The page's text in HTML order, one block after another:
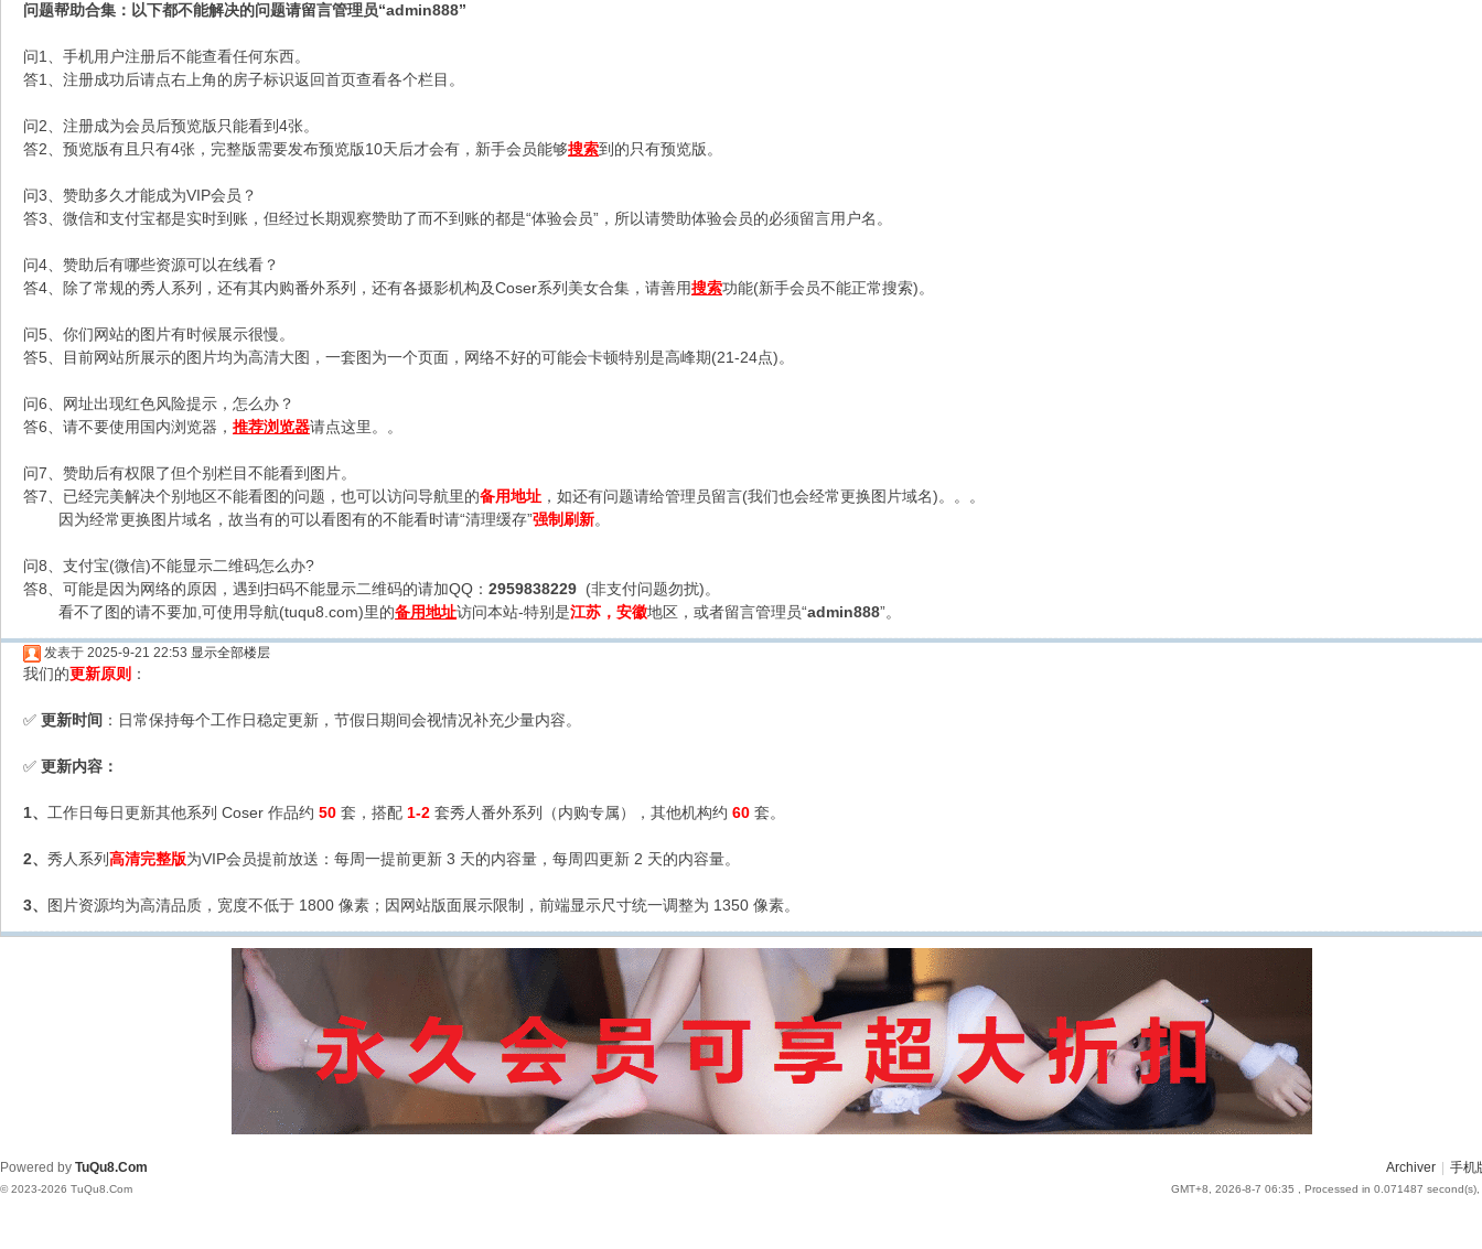
问题帮助合集 ：以下都不能解决的问题请留言管理员“admin888”
问1、手机用户注册后不能查看任何东西。
答1、注册成功后请点右上角的房子标识返回首页查看各个栏目。
问2、注册成为会员后预览版只能看到4张。
答2、预览版有且只有4张，完整版需要发布预览版10天后才会有，新手会员能够搜索到的只有预览版。
问3、赞助多久才能成为VIP会员？
答3、微信和支付宝都是实时到账，但经过长期观察赞助了而不到账的都是“体验会员”，所以请赞助体验会员的必须留言用户名。
问4、赞助后有哪些资源可以在线看？
答4、除了常规的秀人系列，还有其内购番外系列，还有各摄影机构及Coser系列美女合集，请善用搜索功能(新手会员不能正常搜索)。
问5、你们网站的图片有时候展示很慢。
答5、目前网站所展示的图片均为高清大图，一套图为一个页面，网络不好的可能会卡顿特别是高峰期(21-24点)。
问6、网址出现红色风险提示，怎么办？
答6、请不要使用国内浏览器， 推荐浏览器请点这里。。
问7、赞助后有权限了但个别栏目不能看到图片。
答7、已经完美解决个别地区不能看图的问题，也可以访问导航里的备用地址 ，如还有问题请给管理员留言(我们也会经常更换图片域名)。。。
因为经常更换图片域名，故当有的可以看图有的不能看时请“清理缓存”强制刷新。
问8、支付宝(微信)不能显示二维码怎么办?
答8、可能是因为网络的原因，遇到扫码不能显示二维码的请加QQ： 2959838229 (非支付问题勿扰)。
看不了图的请不要加,可使用导航(tuqu8.com)里的备用地址访问本站-特别是江苏，安徽地区，或者留言管理员“admin888”。
发表于 2025-9-21 22:53 显示全部楼层
我们的更新原则 ：
✅ 更新时间 ：日常保持每个工作日稳定更新，节假日期间会视情况补充少量内容。
✅ 更新内容：
1、 工作日每日更新其他系列 Coser 作品约 50 套，搭配 1-2 套秀人番外系列（内购专属），其他机构约 60 套。
2、 秀人系列高清完整版为VIP会员提前放送：每周一提前更新 3 天的内容量，每周四更新 2 天的内容量。
3、 图片资源均为高清品质，宽度不低于 1800 像素；因网站版面展示限制，前端显示尺寸统一调整为 1350 像素。
Archiver 手机
GMT+8, 2026-8-7 06:35 , Processed in 0.071487
Powered by TuQu8.Com
© 2023-2026 TuQu8.Com